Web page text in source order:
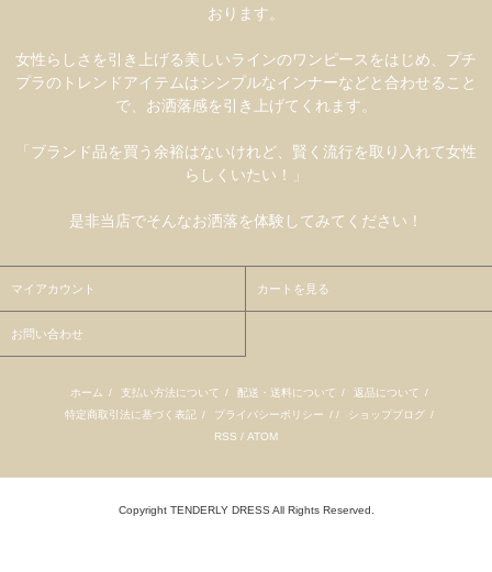
おります。
女性らしさを引き上げる美しいラインのワンピースをはじめ、プチ
プラのトレンドアイテムはシンプルなインナーなどと合わせること
で、お洒落感を引き上げてくれます。
「ブランド品を買う余裕はないけれど、賢く流行を取り入れて女性
らしくいたい！」
是非当店でそんなお洒落を体験してみてください！
マイアカウント カートを見る
お問い合わせ
ホーム / 支払い方法について / 配送・送料について / 返品について /
特定商取引法に基づく表記 / プライバシーポリシー / / ショップブログ /
RSS / ATOM
Copyright TENDERLY DRESS All Rights Reserved.